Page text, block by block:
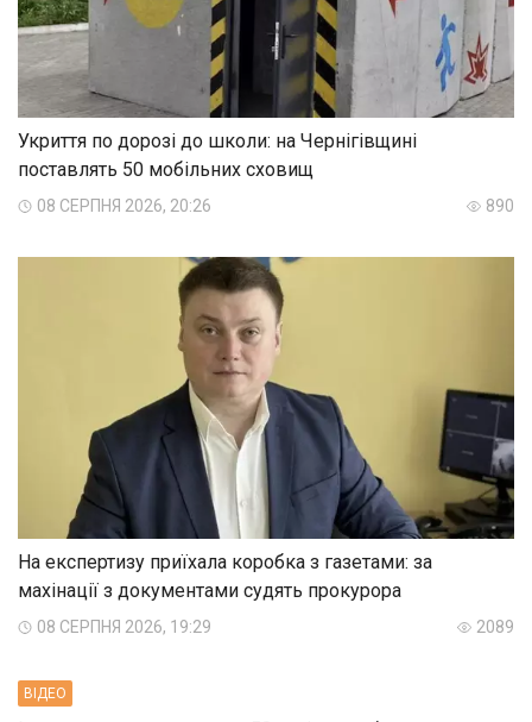
Укриття по дорозі до школи: на Чернігівщині
поставлять 50 мобільних сховищ
08 СЕРПНЯ 2026, 20:26 890
На експертизу приїхала коробка з газетами: за
махінації з документами судять прокурора
08 СЕРПНЯ 2026, 19:29 2089
ВIДЕО